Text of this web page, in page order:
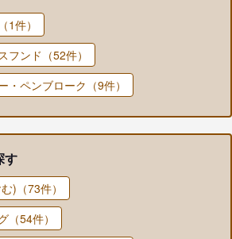
1件）
フンド（52件）
・ペンブローク（9件）
す
)（73件）
（54件）